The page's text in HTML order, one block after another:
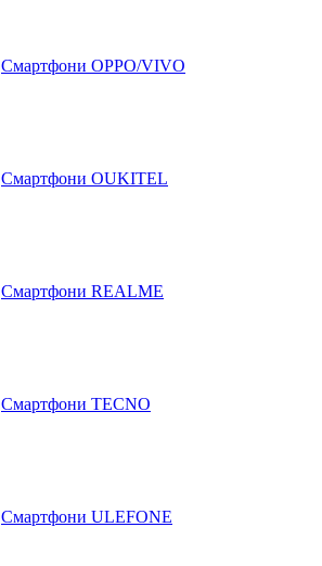
Смартфони OPPO/VIVO
Смартфони OUKITEL
Смартфони REALME
Смартфони TECNO
Смартфони ULEFONE